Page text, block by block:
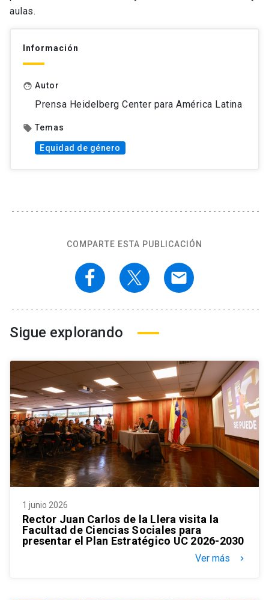
aulas.
Información
face Autor
Prensa Heidelberg Center para América Latina
local_offer Temas
Equidad de género
COMPARTE ESTA PUBLICACIÓN
email
Sigue explorando
1 junio 2026
Rector Juan Carlos de la Llera visita la
Facultad de Ciencias Sociales para
presentar el Plan Estratégico UC 2026-2030
Ver más keyboard_arrow_right